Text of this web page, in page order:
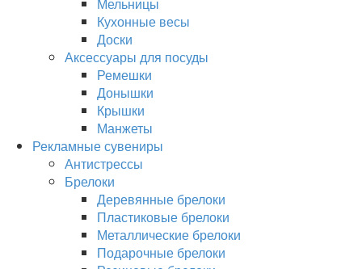
Кухонные весы
Доски
Аксессуары для посуды
Ремешки
Донышки
Крышки
Манжеты
Рекламные сувениры
Антистрессы
Брелоки
Деревянные брелоки
Пластиковые брелоки
Металлические брелоки
Подарочные брелоки